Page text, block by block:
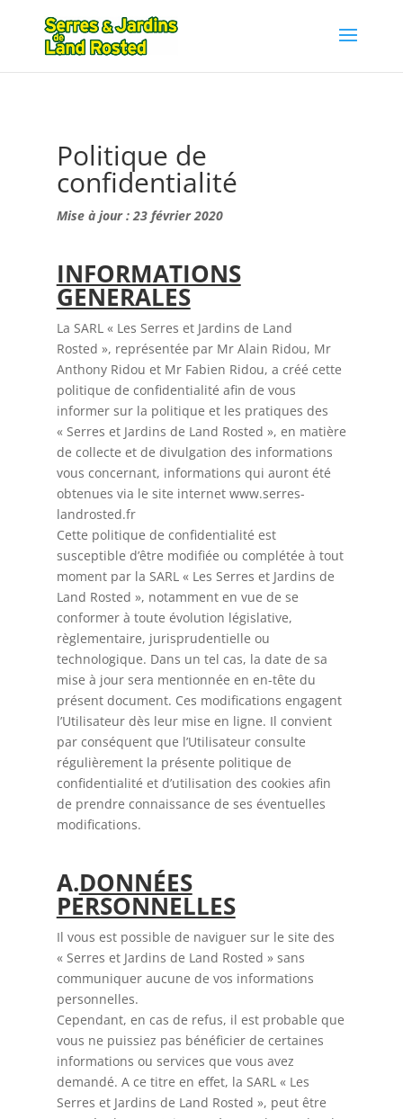
Politique de
confidentialité
Mise à jour : 23 février 2020
INFORMATIONS
GENERALES
La SARL « Les Serres et Jardins de Land
Rosted », représentée par Mr Alain Ridou, Mr
Anthony Ridou et Mr Fabien Ridou, a créé cette
politique de confidentialité afin de vous
informer sur la politique et les pratiques des
« Serres et Jardins de Land Rosted », en matière
de collecte et de divulgation des informations
vous concernant, informations qui auront été
obtenues via le site internet www.serres-
landrosted.fr
Cette politique de confidentialité est
susceptible d’être modifiée ou complétée à tout
moment par la SARL « Les Serres et Jardins de
Land Rosted », notamment en vue de se
conformer à toute évolution législative,
règlementaire, jurisprudentielle ou
technologique. Dans un tel cas, la date de sa
mise à jour sera mentionnée en en-tête du
présent document. Ces modifications engagent
l’Utilisateur dès leur mise en ligne. Il convient
par conséquent que l’Utilisateur consulte
régulièrement la présente politique de
confidentialité et d’utilisation des cookies afin
de prendre connaissance de ses éventuelles
modifications.
A.DONNÉES
PERSONNELLES
Il vous est possible de naviguer sur le site des
« Serres et Jardins de Land Rosted » sans
communiquer aucune de vos informations
personnelles.
Cependant, en cas de refus, il est probable que
vous ne puissiez pas bénéficier de certaines
informations ou services que vous avez
demandé. A ce titre en effet, la SARL « Les
Serres et Jardins de Land Rosted », peut être